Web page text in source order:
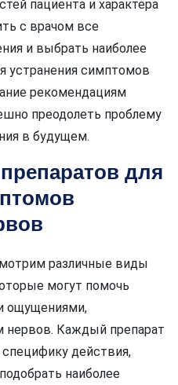
пациента и характера
с врачом все
и выбрать наиболее
устранения симптомов
рекомендациям
преодолеть проблему
в будущем.
для
различные виды
могут помочь
ощущениями,
Каждый препарат
действия,
наиболее